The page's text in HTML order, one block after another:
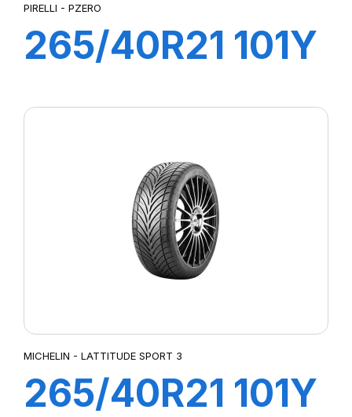
PIRELLI - PZERO
265/40R21 101Y
MICHELIN - LATTITUDE SPORT 3
265/40R21 101Y